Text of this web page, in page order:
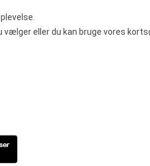
eller du kan bruge vores